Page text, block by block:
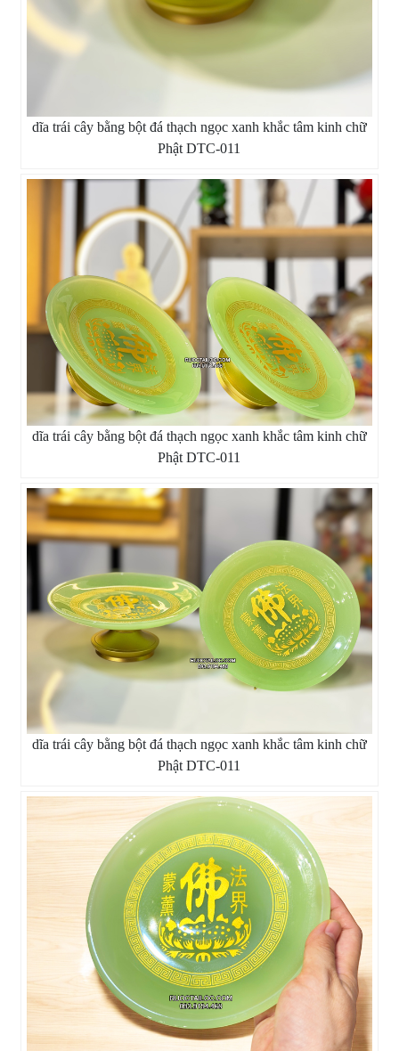
dĩa trái cây bằng bột đá thạch ngọc xanh khắc tâm kinh chữ
Phật DTC-011
dĩa trái cây bằng bột đá thạch ngọc xanh khắc tâm kinh chữ
Phật DTC-011
dĩa trái cây bằng bột đá thạch ngọc xanh khắc tâm kinh chữ
Phật DTC-011